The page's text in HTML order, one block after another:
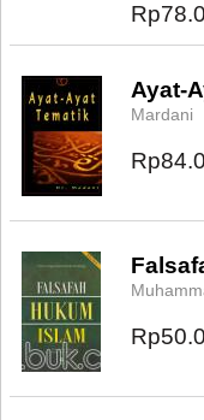
Ayat-
Mardani